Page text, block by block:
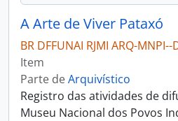
A Arte de Viver Pataxó
BR DFFUNAI RJMI ARQ-
Item
Parte deArquivístico
Registro das atividades de
Museu Nacional dos Povos